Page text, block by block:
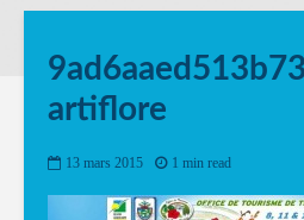
artiflore
13 mars 2015 1 min read